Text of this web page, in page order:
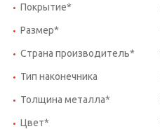
Покрытие*
Размер*
Страна производитель*
Тип наконечника
Толщина металла*
Цвет*